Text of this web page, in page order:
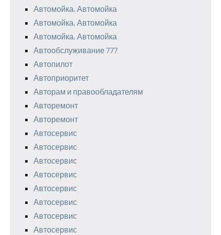
Автомойка, Автомойка
Автомойка, Автомойка
Автомойка, Автомойка
Автообслуживание 777
Автопилот
Автоприоритет
Авторам и правообладателям
Авторемонт
Авторемонт
Автосервис
Автосервис
Автосервис
Автосервис
Автосервис
Автосервис
Автосервис
Автосервис